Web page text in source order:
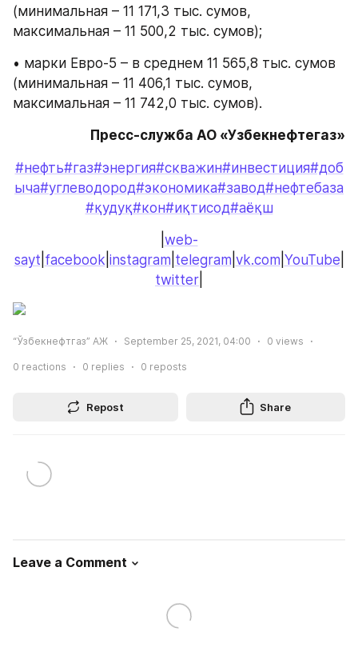
(минимальная – 11 171,3 тыс. сумов,
максимальная – 11 500,2 тыс. сумов);
• марки Евро-5 – в среднем 11 565,8 тыс. сумов
(минимальная – 11 406,1 тыс. сумов,
максимальная – 11 742,0 тыс. сумов).
Пресс-служба АО «Узбекнефтегаз»
#нефть#газ#энергия#скважин#инвестиция#доб
ыча#углеводород#экономика#завод#нефтебаза
#қудуқ#кон#иқтисод#аёқш
web-
sayt facebook instagram telegram vk.com YouTube
twitter
“Ўзбекнефтгаз” АЖ September 25, 2021, 04:00 0 views
0 reactions 0 replies 0 reposts
Repost Share
Leave a Comment